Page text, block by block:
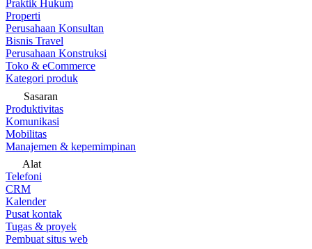
Praktik Hukum
Properti
Perusahaan Konsultan
Bisnis Travel
Perusahaan Konstruksi
Toko & eCommerce
Kategori produk
Sasaran
Produktivitas
Komunikasi
Mobilitas
Manajemen & kepemimpinan
Alat
Telefoni
CRM
Kalender
Pusat kontak
Tugas & proyek
Pembuat situs web